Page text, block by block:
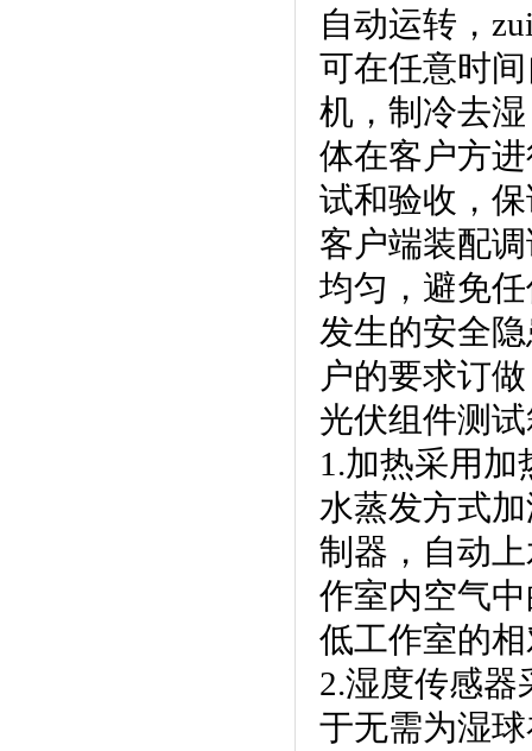
自动运转，
可在任意时间
机，制冷去湿
体在客户方进
试和验收，
客户端装配调
均匀，避
发生的安全隐
户的要求订做
光伏组件测
1.加热采用加
水蒸发方式加
制器，自
作室内空气
低工作室的相对
2.湿度传感器
于无需为湿球